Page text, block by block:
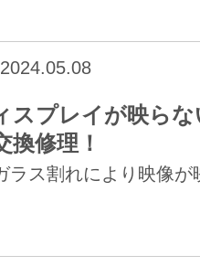
2024.05.08
スプレイが映ら
修理！
ラス割れにより映像